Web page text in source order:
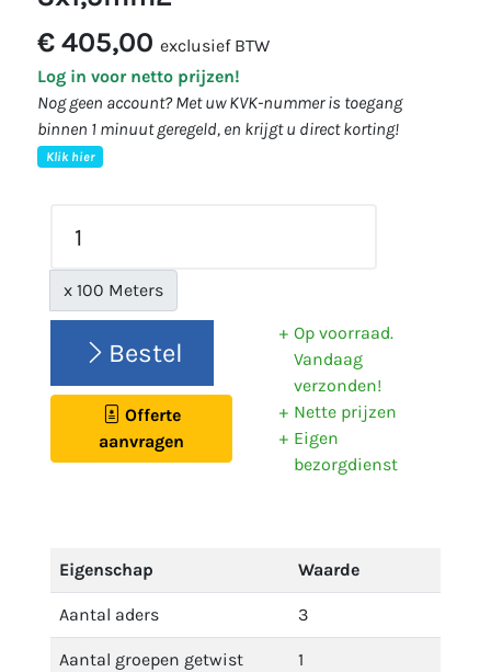
€ 405,00 exclusief BTW
Log in voor netto prijzen!
Nog geen account? Met uw KVK-nummer is toegang
binnen 1 minuut geregeld, en krijgt u direct korting!
Klik hier
x 100 Meters
Bestel
Offerte
aanvragen
Op voorraad.
Vandaag
verzonden!
Nette prijzen
Eigen
bezorgdienst
Eigenschap Waarde
Aantal aders 3
Aantal groepen getwist 1